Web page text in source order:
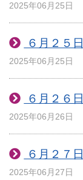
2025年06月25日
６月２５日
2025年06月25日
６月２６日
2025年06月26日
６月２７日
2025年06月27日